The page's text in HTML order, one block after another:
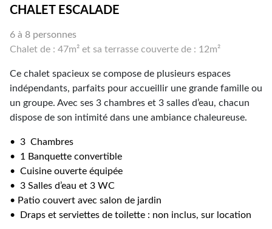
CHALET ESCALADE
6 à 8 personnes
Chalet de : 47m² et sa terrasse couverte de : 12m²
Ce chalet spacieux se compose de plusieurs espaces
indépendants, parfaits pour accueillir une grande famille ou
un groupe. Avec ses 3 chambres et 3 salles d’eau, chacun
dispose de son intimité dans une ambiance chaleureuse.
• 3 Chambres
• 1 Banquette convertible
• Cuisine ouverte équipée
• 3 Salles d’eau et 3 WC
• Patio couvert avec salon de jardin
• Draps et serviettes de toilette : non inclus, sur location